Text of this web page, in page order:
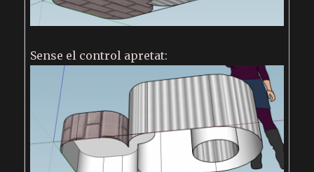
Sense el control apretat: